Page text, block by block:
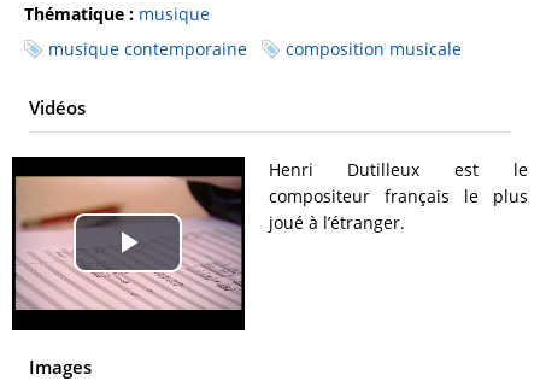
Thématique : musique
musique contemporaine
composition musicale
Vidéos
Play
Video
Henri Dutilleux est le
compositeur français le plus
joué à l’étranger.
Images